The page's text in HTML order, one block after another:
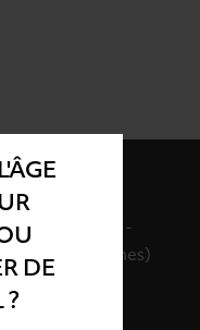
DE
?
GRATUITE AU-
(hors consignes)